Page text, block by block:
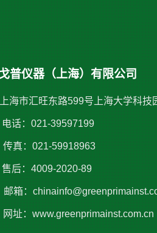
普仪器（上海）有限公司
上海市汇旺东路599号上海大学科技
电话：021-39597199
传真：021-59918963
售后：4009-2020-89
邮箱：
网址：www.greenprimainst.com.cn